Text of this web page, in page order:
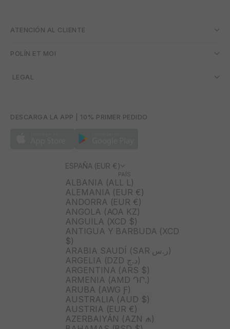
ATENCIÓN AL CLIENTE
POLÍN ET MOI
­ LEGAL
DESCARGA LA APP | 10% PRIMER PEDIDO
ESPAÑA (EUR €)
PAÍS
ALBANIA (ALL L)
ALEMANIA (EUR €)
ANDORRA (EUR €)
ANGOLA (AOA KZ)
ANGUILA (XCD $)
ANTIGUA Y BARBUDA (XCD
$)
ARABIA SAUDÍ (SAR ر.س)
ARGELIA (DZD د.ج)
ARGENTINA (ARS $)
ARMENIA (AMD ԴՐ.)
ARUBA (AWG Ƒ)
AUSTRALIA (AUD $)
AUSTRIA (EUR €)
AZERBAIYÁN (AZN ₼)